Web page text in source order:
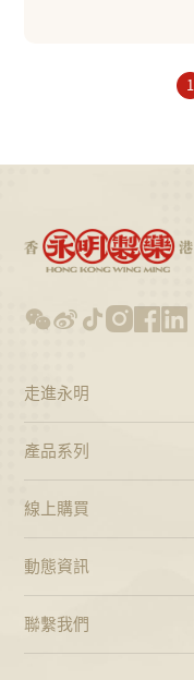
1
走進永明
產品系列
線上購買
動態資訊
聯繫我們